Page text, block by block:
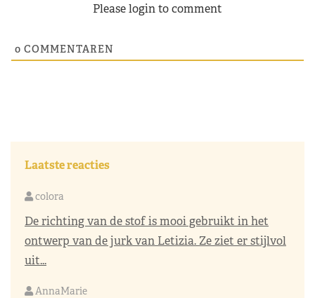
Please login to comment
0 COMMENTAREN
Laatste reacties
colora
De richting van de stof is mooi gebruikt in het
ontwerp van de jurk van Letizia. Ze ziet er stijlvol
uit...
AnnaMarie